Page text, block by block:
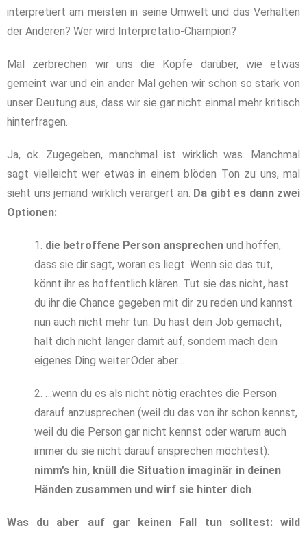
interpretiert am meisten in seine Umwelt und das Verhalten
der Anderen? Wer wird Interpretatio-Champion?
Mal zerbrechen wir uns die Köpfe darüber, wie etwas
gemeint war und ein ander Mal gehen wir schon so stark von
unser Deutung aus, dass wir sie gar nicht einmal mehr kritisch
hinterfragen.
Ja, ok. Zugegeben, manchmal ist wirklich was. Manchmal
sagt vielleicht wer etwas in einem blöden Ton zu uns, mal
sieht uns jemand wirklich verärgert an. Da gibt es dann zwei
Optionen:
1. die betroffene Person ansprechen und hoffen,
dass sie dir sagt, woran es liegt. Wenn sie das tut,
könnt ihr es hoffentlich klären. Tut sie das nicht, hast
du ihr die Chance gegeben mit dir zu reden und kannst
nun auch nicht mehr tun. Du hast dein Job gemacht,
halt dich nicht länger damit auf, sondern mach dein
eigenes Ding weiter.Oder aber…
2. …wenn du es als nicht nötig erachtes die Person
darauf anzusprechen (weil du das von ihr schon kennst,
weil du die Person gar nicht kennst oder warum auch
immer du sie nicht darauf ansprechen möchtest):
nimm’s hin, knüll die Situation imaginär in deinen
Händen zusammen und wirf sie hinter dich
Was du aber auf gar keinen Fall tun solltest: wild